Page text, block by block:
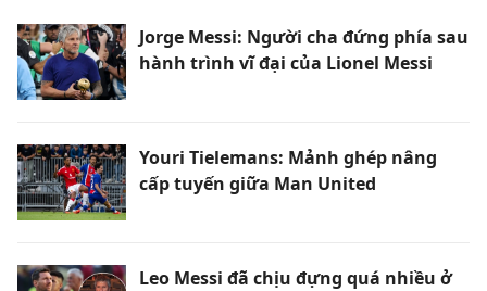
Jorge Messi: Người cha đứng phía sau
hành trình vĩ đại của Lionel Messi
Youri Tielemans: Mảnh ghép nâng
cấp tuyến giữa Man United
Leo Messi đã chịu đựng quá nhiều ở